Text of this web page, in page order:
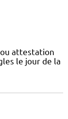
attestation
le jour de la